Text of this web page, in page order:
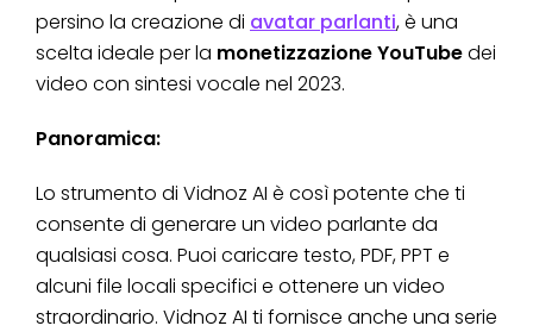
persino la creazione di avatar parlanti, è una
scelta ideale per la monetizzazione YouTubedei
video con sintesi vocale nel 2023.
Panoramica:
Lo strumento di Vidnoz AI è così potente che ti
consente di generare un video parlante da
qualsiasi cosa. Puoi caricare testo, PDF, PPT e
alcuni file locali specifici e ottenere un video
straordinario. Vidnoz AI ti fornisce anche una serie